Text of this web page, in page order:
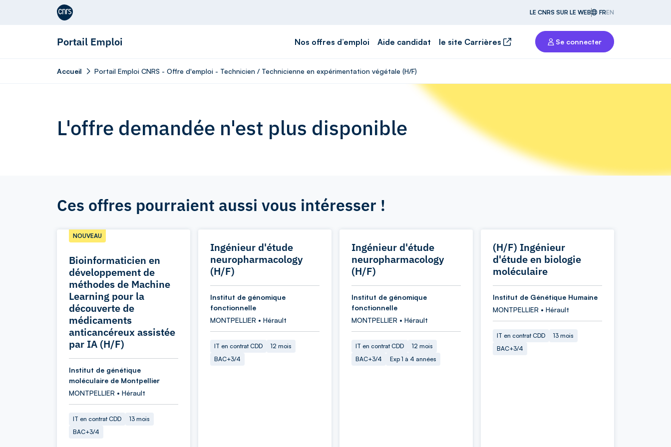
Aller au contenu
LE CNRS SUR LE WEB FREN
Portail Emploi Nos offres d’emploi Aide candidat le site Carrières Se connecter
Accueil Portail Emploi CNRS - Offre d'emploi - Technicien / Technicienne en expérimentation végétale (H/F)
L'offre demandée n'est plus disponible
Ces offres pourraient aussi vous intéresser !
Bioinformaticien en
développement de
méthodes de Machine
Learning pour la
découverte de
médicaments
anticancéreux assistée
par IA (H/F)
NOUVEAU
Institut de génétique
moléculaire de Montpellier
MONTPELLIER • Hérault
IT en contrat CDD
13 mois
BAC+3/4
Ingénieur d'étude
neuropharmacology
(H/F)
Institut de génomique
fonctionnelle
MONTPELLIER • Hérault
IT en contrat CDD
12 mois
BAC+3/4
Ingénieur d'étude
neuropharmacology
(H/F)
Institut de génomique
fonctionnelle
MONTPELLIER • Hérault
IT en contrat CDD
12 mois
BAC+3/4
Exp 1 à 4 années
(H/F) Ingénieur
d'étude en biologie
moléculaire
Institut de Génétique Humaine
MONTPELLIER • Hérault
IT en contrat CDD
13 mois
BAC+3/4